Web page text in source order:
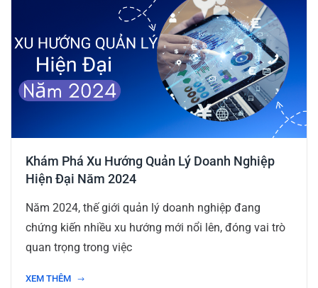
Khám Phá Xu Hướng Quản Lý Doanh Nghiệp
Hiện Đại Năm 2024
Năm 2024, thế giới quản lý doanh nghiệp đang
chứng kiến nhiều xu hướng mới nổi lên, đóng vai trò
quan trọng trong việc
XEM THÊM